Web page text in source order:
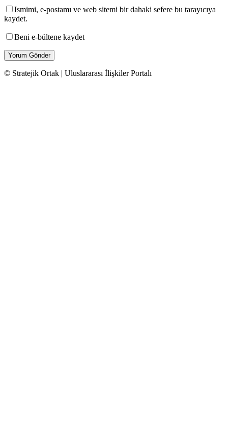
Ismimi, e-postamı ve web sitemi bir dahaki sefere bu tarayıcıya
kaydet.
Beni e-bültene kaydet
© Stratejik Ortak | Uluslararası İlişkiler Portalı